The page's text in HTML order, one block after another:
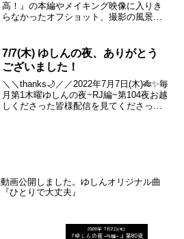
高！』の本編やメイキング映像に入りき
らなかったオフショット、撮影の風景を
ませ！#YouTube#ゆしんーーー◆ゆしん
バンドワ...
7/7(木) ゆしんの夜、ありがとう
ございました！
＼＼thanks🌙／／2022年7月7日(木)🎋✨毎
月第1木曜ゆしんの夜~RJ編~第104夜お越
しくださった皆様配信を見てくださった
動画公開しました。ゆしんオリジナル曲
『ひとりで大丈夫』